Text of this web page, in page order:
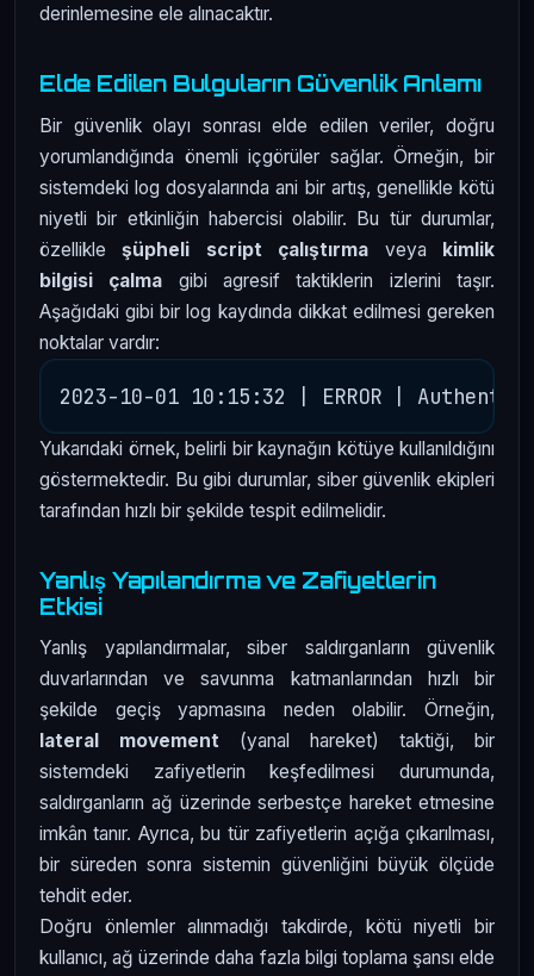
derinlemesine ele alınacaktır.
Elde Edilen Bulguların Güvenlik Anlamı
Bir güvenlik olayı sonrası elde edilen veriler, doğru
yorumlandığında önemli içgörüler sağlar. Örneğin, bir
sistemdeki log dosyalarında ani bir artış, genellikle kötü
niyetli bir etkinliğin habercisi olabilir. Bu tür durumlar,
özellikleşüpheli script çalıştırma veya kimlik
bilgisi çalma gibi agresif taktiklerin izlerini taşır.
Aşağıdaki gibi bir log kaydında dikkat edilmesi gereken
noktalar vardır:
Yukarıdaki örnek, belirli bir kaynağın kötüye kullanıldığını
göstermektedir. Bu gibi durumlar, siber güvenlik ekipleri
tarafından hızlı bir şekilde tespit edilmelidir.
Yanlış Yapılandırma ve Zafiyetlerin
Etkisi
Yanlış yapılandırmalar, siber saldırganların güvenlik
duvarlarından ve savunma katmanlarından hızlı bir
şekilde geçiş yapmasına neden olabilir. Örneğin,
lateral movement (yanal hareket) taktiği, bir
sistemdeki zafiyetlerin keşfedilmesi durumunda,
saldırganların ağ üzerinde serbestçe hareket etmesine
imkân tanır. Ayrıca, bu tür zafiyetlerin açığa çıkarılması,
bir süreden sonra sistemin güvenliğini büyük ölçüde
tehdit eder.
Doğru önlemler alınmadığı takdirde, kötü niyetli bir
kullanıcı, ağ üzerinde daha fazla bilgi toplama şansı elde